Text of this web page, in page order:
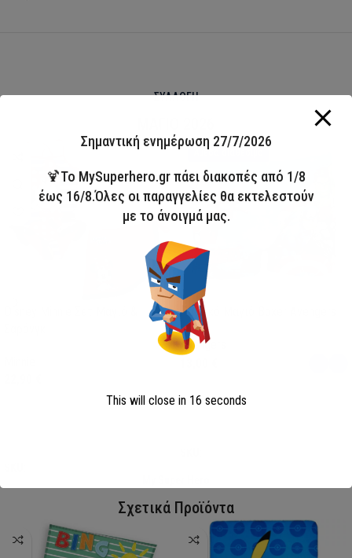
ΣΥΛΛΟΓΗ
Άμεσα διαθέσιμο
Παιδικό Μαγιό Boxer Avengers
Avengers
Σχετικά Προϊόντα
Σημαντική ενημέρωση 27/7/2026
🍹Το MySuperhero.gr πάει διακοπές από 1/8
έως 16/8.Όλες οι παραγγελίες θα εκτελεστούν
με το άνοιγμά μας.
This will close in 15 seconds